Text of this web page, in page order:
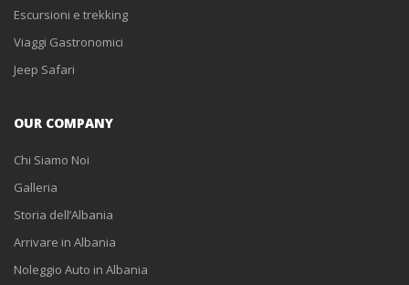
Escursioni e trekking
Viaggi Gastronomici
Jeep Safari
OUR COMPANY
Chi Siamo Noi
Galleria
Storia dell’Albania
Arrivare in Albania
Noleggio Auto in Albania